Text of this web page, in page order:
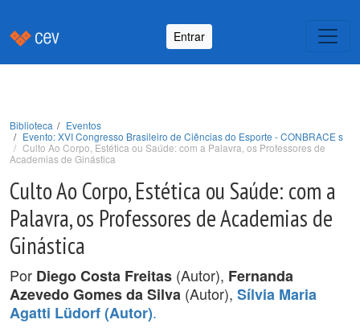
Entrar
Biblioteca
Eventos
Evento: XVI Congresso Brasileiro de Ciências do Esporte - CONBRACE s
Culto Ao Corpo, Estética ou Saúde: com a Palavra, os Professores de
Academias de Ginástica
Culto Ao Corpo, Estética ou Saúde: com a
Palavra, os Professores de Academias de
Ginástica
Por Diego Costa Freitas (Autor), Fernanda
Azevedo Gomes da Silva (Autor), Sílvia Maria
Agatti Lüdorf (Autor).